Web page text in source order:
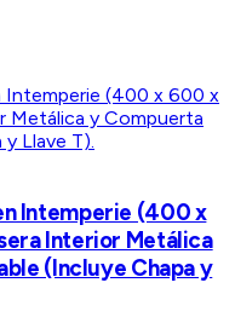
Intemperie (400 x
Interior Metálica
(Incluye Chapa y